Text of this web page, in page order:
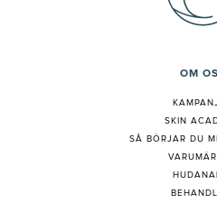
OM
SKIN
SÅ BÖRJAR DU